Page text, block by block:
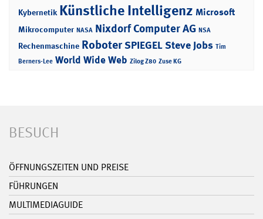
Kybernetik Künstliche Intelligenz Microsoft
Mikrocomputer NASA Nixdorf Computer AG NSA
Rechenmaschine RoboterSPIEGELSteve Jobs Tim
Berners-Lee World Wide Web Zilog Z80 Zuse KG
BESUCH
ÖFFNUNGSZEITEN UND PREISE
FÜHRUNGEN
MULTIMEDIAGUIDE